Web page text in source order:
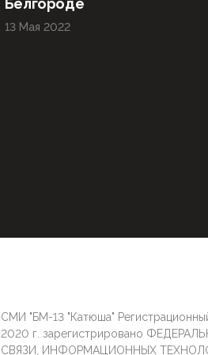
Белгороде
13 Мая 2022
СМИ "БМ-13 "Катюша"
2020 г. зарегистрировано
СВЯЗИ, ИНФОРМАЦИОННЫХ